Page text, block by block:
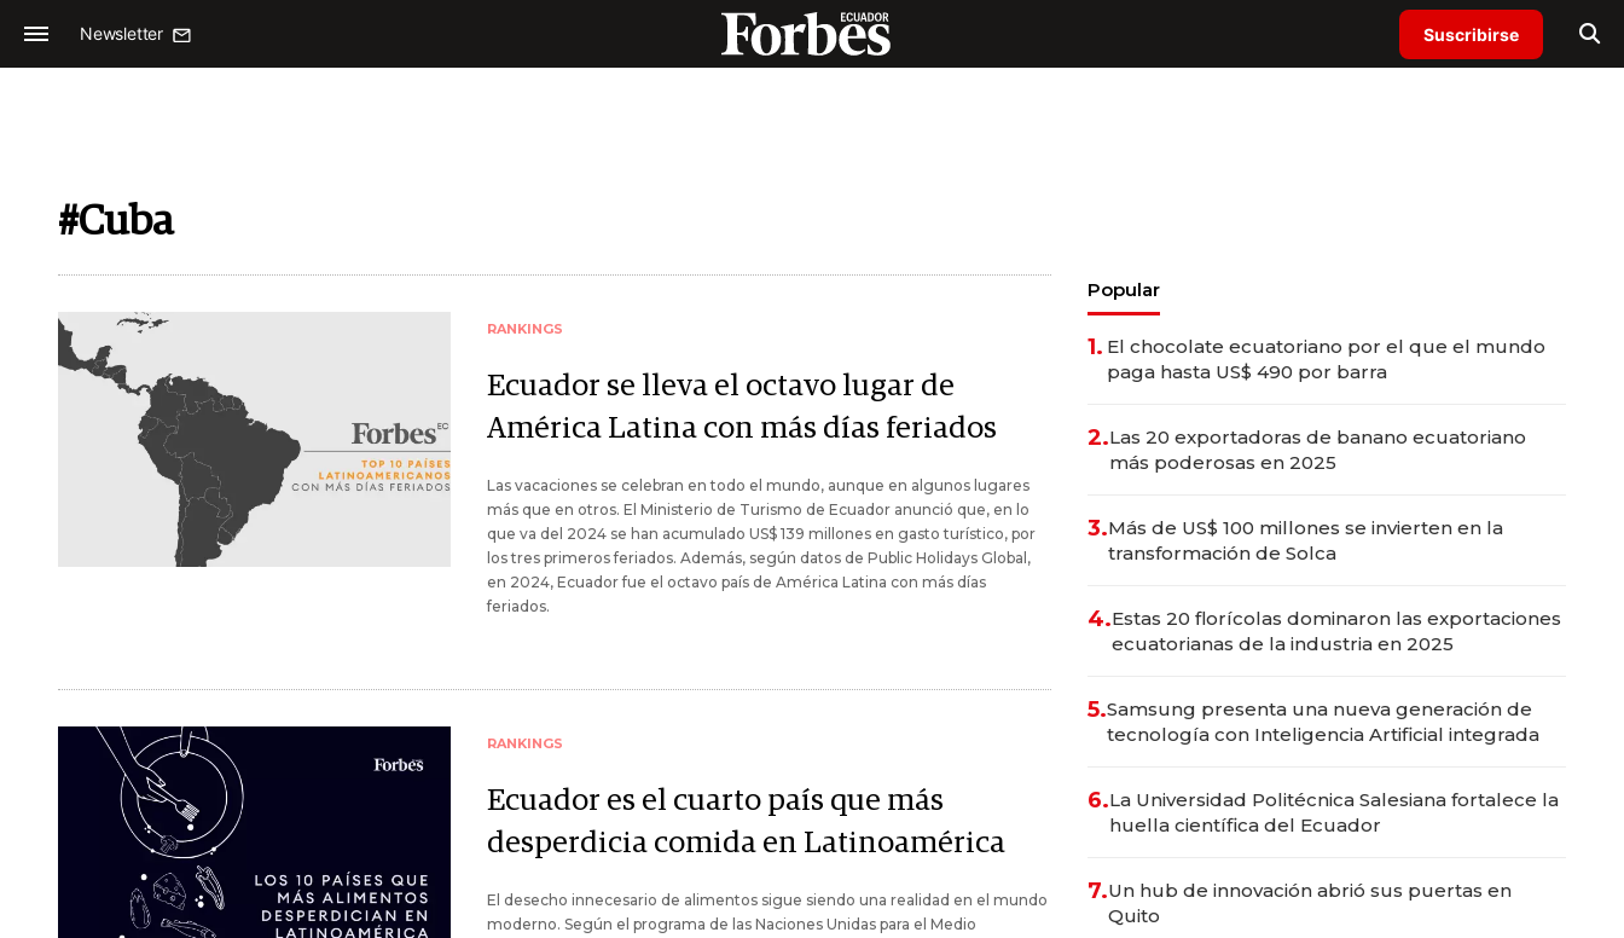
Newsletter Suscribirse
#Cuba
RANKINGS
Ecuador se lleva el octavo lugar de
América Latina con más días feriados
Las vacaciones se celebran en todo el mundo, aunque en algunos lugares
más que en otros. El Ministerio de Turismo de Ecuador anunció que, en lo
que va del 2024 se han acumulado US$ 139 millones en gasto turístico, por
los tres primeros feriados. Además, según datos de Public Holidays Global,
en 2024, Ecuador fue el octavo país de América Latina con más días
feriados.
RANKINGS
Ecuador es el cuarto país que más
desperdicia comida en Latinoamérica
El desecho innecesario de alimentos sigue siendo una realidad en el mundo
moderno. Según el programa de las Naciones Unidas para el Medio
Popular
1. El chocolate ecuatoriano por el que el mundo
paga hasta US$ 490 por barra
2.Las 20 exportadoras de banano ecuatoriano
más poderosas en 2025
3.Más de US$ 100 millones se invierten en la
transformación de Solca
4.Estas 20 florícolas dominaron las exportaciones
ecuatorianas de la industria en 2025
5.Samsung presenta una nueva generación de
tecnología con Inteligencia Artificial integrada
6.La Universidad Politécnica Salesiana fortalece la
huella científica del Ecuador
7.Un hub de innovación abrió sus puertas en
Quito